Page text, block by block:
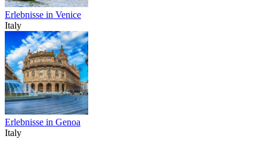
Erlebnisse in Venice
Italy
Erlebnisse in Genoa
Italy